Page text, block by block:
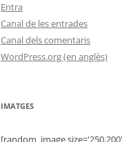
Entra
Canal de les entrades
Canal dels comentaris
WordPress.org (en anglès)
IMATGES
[random_image